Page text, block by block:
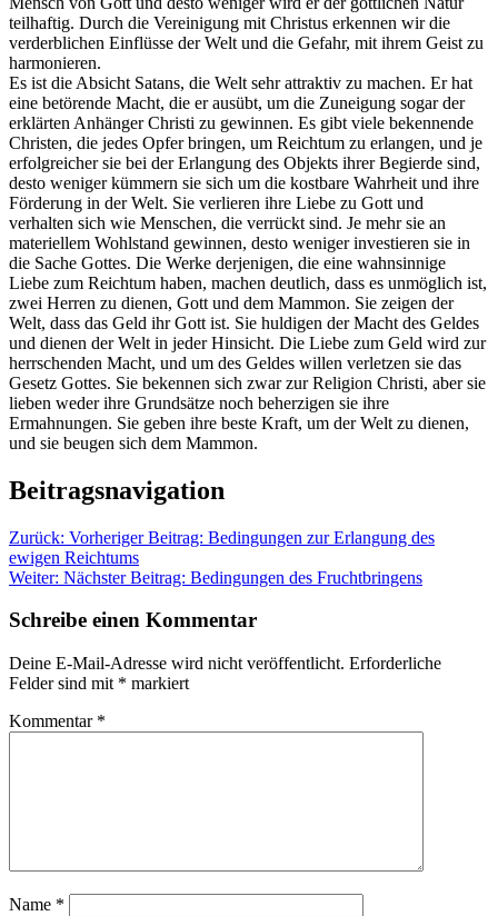
teilhaftig. Durch die Vereinigung mit Christus erkennen wir die
verderblichen Einflüsse der Welt und die Gefahr, mit ihrem Geist zu
harmonieren.
Es ist die Absicht Satans, die Welt sehr attraktiv zu machen. Er hat
eine betörende Macht, die er ausübt, um die Zuneigung sogar der
erklärten Anhänger Christi zu gewinnen. Es gibt viele bekennende
Christen, die jedes Opfer bringen, um Reichtum zu erlangen, und je
erfolgreicher sie bei der Erlangung des Objekts ihrer Begierde sind,
desto weniger kümmern sie sich um die kostbare Wahrheit und ihre
Förderung in der Welt. Sie verlieren ihre Liebe zu Gott und
verhalten sich wie Menschen, die verrückt sind. Je mehr sie an
materiellem Wohlstand gewinnen, desto weniger investieren sie in
die Sache Gottes. Die Werke derjenigen, die eine wahnsinnige
Liebe zum Reichtum haben, machen deutlich, dass es unmöglich ist,
zwei Herren zu dienen, Gott und dem Mammon. Sie zeigen der
Welt, dass das Geld ihr Gott ist. Sie huldigen der Macht des Geldes
und dienen der Welt in jeder Hinsicht. Die Liebe zum Geld wird zur
herrschenden Macht, und um des Geldes willen verletzen sie das
Gesetz Gottes. Sie bekennen sich zwar zur Religion Christi, aber sie
lieben weder ihre Grundsätze noch beherzigen sie ihre
Ermahnungen. Sie geben ihre beste Kraft, um der Welt zu dienen,
und sie beugen sich dem Mammon.
Beitragsnavigation
Zurück: Vorheriger Beitrag: Bedingungen zur Erlangung des
ewigen Reichtums
Weiter: Nächster Beitrag: Bedingungen des Fruchtbringens
Schreibe einen Kommentar
Deine E-Mail-Adresse wird nicht veröffentlicht. Erforderliche
Felder sind mit * markiert
Kommentar *
Name *